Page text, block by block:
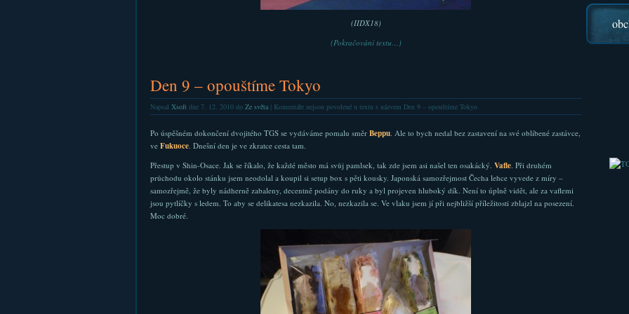
(IIDX18)
(Pokračování textu…)
Den 9 – opouštíme Tokyo
Napsal Xsoftdne 7. 12. 2010 do Ze světa| Komentáře nejsou povolenéu textu s názvem Den 9 – opouštíme Tokyo
Po úspěšném dokončení dvojitého TGS se vydáváme pomalu směr Beppu. Ale to bych nedal bez zastavení na své oblíbené zastávce,
ve Fukuoce. Dnešní den je ve zkratce cesta tam.
Přestup v Shin-Osace. Jak se říkalo, že každé město má svůj pamlsek, tak zde jsem asi našel ten osakácký. Vafle. Při druhém
průchodu okolo stánku jsem neodolal a koupil si setup box s pěti kousky. Japonská samozřejmost Čecha lehce vyvede z míry –
samozřejmě, že byly nádherně zabaleny, decentně podány do ruky a byl projeven hluboký dík. Není to úplně vidět, ale za vaflemi
jsou pytlíčky s ledem. To aby se delikatesa nezkazila. No, nezkazila se. Ve vlaku jsem jí při nejbližší příležitosti zblajzl na posezení.
Moc dobré.